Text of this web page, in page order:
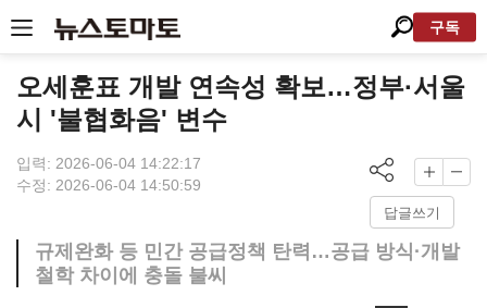
구독
오세훈표 개발 연속성 확보…정부·서울
시 '불협화음' 변수
입력: 2026-06-04 14:22:17
수정: 2026-06-04 14:50:59
답글쓰기
규제완화 등 민간 공급정책 탄력…공급 방식·개발
철학 차이에 충돌 불씨